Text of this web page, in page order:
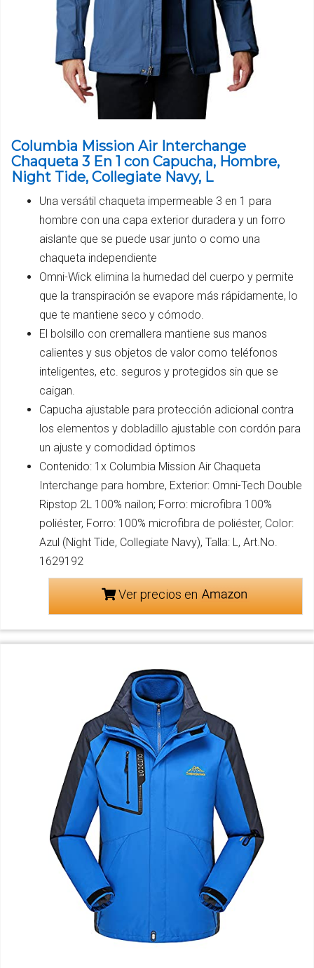
Columbia Mission Air Interchange
Chaqueta 3 En 1 con Capucha, Hombre,
Night Tide, Collegiate Navy, L
Una versátil chaqueta impermeable 3 en 1 para
hombre con una capa exterior duradera y un forro
aislante que se puede usar junto o como una
chaqueta independiente
Omni-Wick elimina la humedad del cuerpo y permite
que la transpiración se evapore más rápidamente, lo
que te mantiene seco y cómodo.
El bolsillo con cremallera mantiene sus manos
calientes y sus objetos de valor como teléfonos
inteligentes, etc. seguros y protegidos sin que se
caigan.
Capucha ajustable para protección adicional contra
los elementos y dobladillo ajustable con cordón para
un ajuste y comodidad óptimos
Contenido: 1x Columbia Mission Air Chaqueta
Interchange para hombre, Exterior: Omni-Tech Double
Ripstop 2L 100% nailon; Forro: microfibra 100%
poliéster, Forro: 100% microfibra de poliéster, Color:
Azul (Night Tide, Collegiate Navy), Talla: L, Art.No.
1629192
Ver precios en